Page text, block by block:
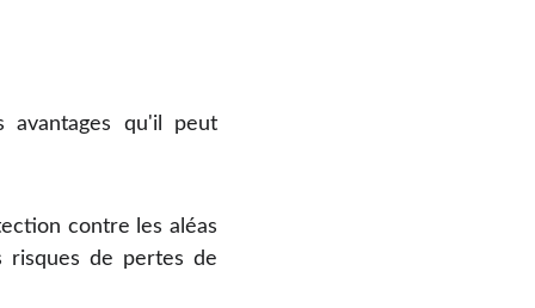
avantages qu'il peut
contre les aléas
risques de pertes de